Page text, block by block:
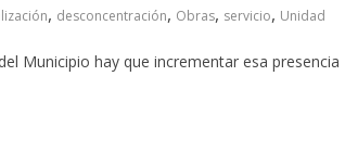
, desconcentración, Obras, servicio, Unidad
Municipio hay que incrementar esa presencia